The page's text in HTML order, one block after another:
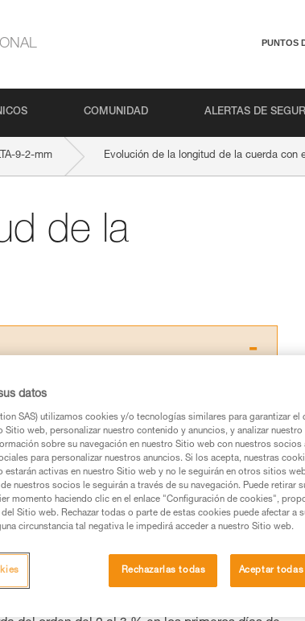
PUNTOS
COMUNIDAD ALERTAS DE
9-2-mm Evolución de la longitud de la cuerda con
de la
utilizados en este consejo antes de
la ficha técnica para poder comprender
entrenamiento específico. Confirme a
técnicas, solo y con total seguridad,
Pueden existir otras que no
esto sucede por dos razones diferentes:
demasiado deterioradas.
y se encoge debido a que la materia no se
datos
SAS) utilizamos cookies y/o tecnologías similares para garantizar el
Sitio web, personalizar nuestro contenido y anuncios, y analizar
sobre su navegación en nuestro Sitio web con nuestros socios
para personalizar nuestros anuncios. Si los acepta, nuestras
activas en nuestro Sitio web y no le seguirán en otros sitios
nuestros socios le seguirán a través de su navegación. Puede retirar
momento haciendo clic en el enlace "Configuración de cookies",
Sitio web. Rechazar todas o parte de estas cookies puede afectar a
circunstancia tal negativa le impedirá acceder a nuestro Sitio web.
Rechazarlas todas Aceptar